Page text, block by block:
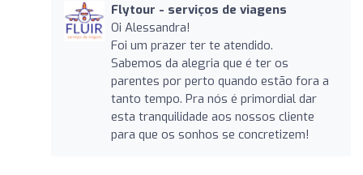
Flytour - serviços de viagens
Oi Alessandra!
Foi um prazer ter te atendido.
Sabemos da alegria que é ter os
parentes por perto quando estão fora a
tanto tempo. Pra nós é primordial dar
esta tranquilidade aos nossos cliente
para que os sonhos se concretizem!